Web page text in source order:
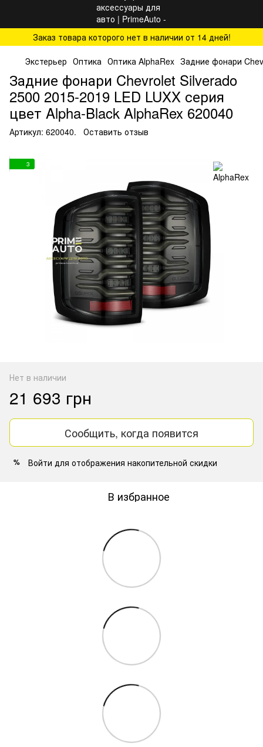
Заказ товара которого нет в наличии от 14 дней!
Экстерьер Оптика Оптика AlphaRex Задние фонари
Задние фонари Chevrolet Silverado
2500 2015-2019 LED LUXX серия
цвет Alpha-Black AlphaRex 620040
Артикул: 620040. Оставить отзыв
3
Нет в наличии
21 693 грн
Сообщить, когда появится
% Войти для отображения накопительной скидки
В избранное